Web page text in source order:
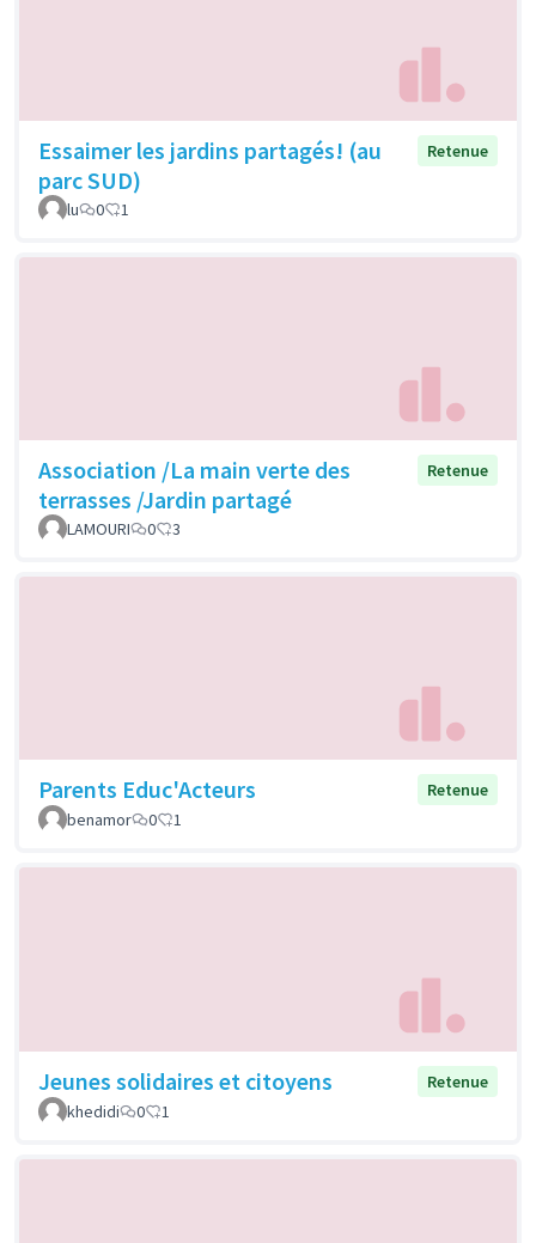
Essaimer les jardins partagés! (au
parc SUD)
Retenue
lu 0 1
Association /La main verte des
terrasses /Jardin partagé
Retenue
LAMOURI 0 3
Parents Educ'Acteurs
Retenue
benamor
0 1
Jeunes solidaires et citoyens
Retenue
khedidi
0 1